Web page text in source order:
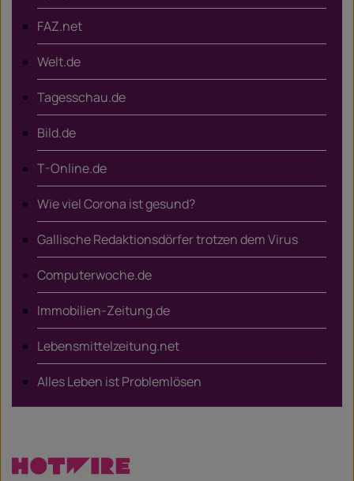
FAZ.net
Welt.de
Tagesschau.de
Bild.de
T-Online.de
Wie viel Corona ist gesund?
Gallische Redaktionsdörfer trotzen dem Virus
Computerwoche.de
Immobilien-Zeitung.de
Lebensmittelzeitung.net
Alles Leben ist Problemlösen